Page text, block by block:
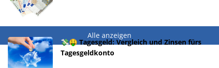
Alle anzeigen
💸🤑 Tagesgeld: Vergleich und Zinsen fürs
Tagesgeldkonto